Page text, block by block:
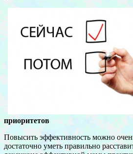
приоритетов
Повысить эффективность можно
достаточно уметь правильно